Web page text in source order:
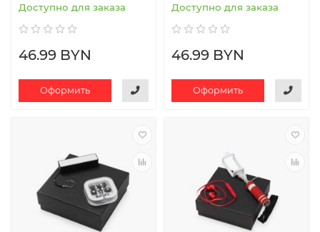
Доступно для заказа
46.99 BYN
Оформить
Доступно для заказа
46.99 BYN
Оформить